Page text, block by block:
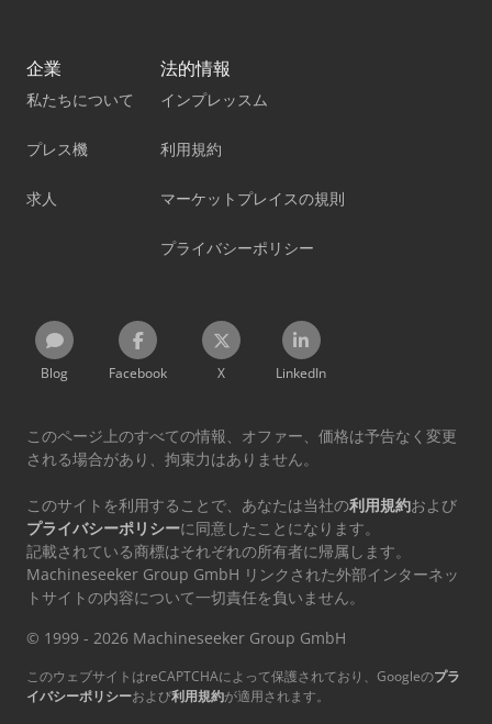
企業
私たちについて
プレス機
求人
法的情報
インプレッスム
利用規約
マーケットプレイスの規則
プライバシーポリシー
Blog Facebook X LinkedIn
このページ上のすべての情報、オファー、価格は予告なく変更
される場合があり、拘束力はありません。
このサイトを利用することで、あなたは当社の利用規約および
プライバシーポリシーに同意したことになります。
記載されている商標はそれぞれの所有者に帰属します。
Machineseeker Group GmbH リンクされた外部インターネッ
トサイトの内容について一切責任を負いません。
© 1999 - 2026 Machineseeker Group GmbH
このウェブサイトはreCAPTCHAによって保護されており、Googleのプラ
イバシーポリシーおよび利用規約が適用されます。